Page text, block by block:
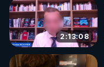
2:13:08